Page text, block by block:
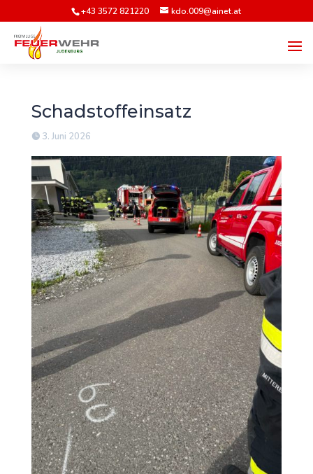
+43 3572 821220 kdo.009@ainet.at
Schadstoffeinsatz
3. Juni 2026